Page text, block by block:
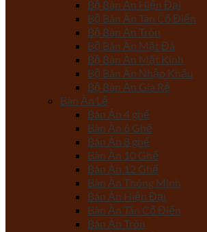
Bộ Bàn Ăn Hiện Đại
Bộ Bàn Ăn Tân Cổ Điển
Bộ Bàn Ăn Tròn
Bộ Bàn Ăn Mặt Đá
Bộ Bàn Ăn Mặt Kính
Bộ Bàn Ăn Nhập Khẩu
Bộ Bàn Ăn Giá Rẻ
Bàn Ăn Lẻ
Bàn Ăn 4 ghế
Bàn Ăn 6 Ghế
Bàn Ăn 8 ghế
Bàn Ăn 10 Ghế
Bàn Ăn 12 Ghế
Bàn Ăn Thông Minh
Bàn Ăn Hiện Đại
Bàn Ăn Tân Cổ Điển
Bàn Ăn Tròn